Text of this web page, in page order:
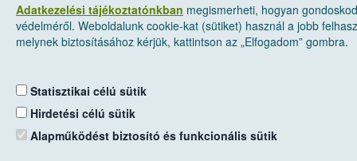
Adatkezelési tájékoztatónkban megismerheti, hogyan
védelméről. Weboldalunk cookie-kat (sütiket) használ a jobb
melynek biztosításához kérjük, kattintson az „Elfogadom” gombra.
Statisztikai célú sütik
Hirdetési célú sütik
Alapműködést biztosító és funkcionális sütik